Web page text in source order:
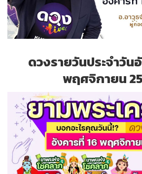
ดวงรายวันประจำวัน
พฤศจิกายน